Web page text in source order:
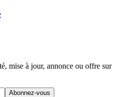
mise à jour, annonce ou offre sur
Abonnez-vous